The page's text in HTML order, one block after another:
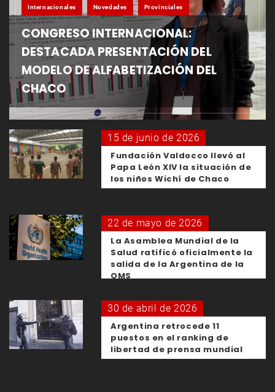
Internacionales Novedades Provinciales
CONGRESO INTERNACIONAL:
DESTACADA PRESENTACIÓN DEL
MODELO DE ALFABETIZACIÓN DEL
CHACO
15 de junio de 2026
Fundación Valdocco llevó al
Papa León XIV la situación de
los niños Wichí de Chaco
22 de mayo de 2026
La Asamblea Mundial de la
Salud ratificó oficialmente la
salida de la Argentina de la
OMS
30 de abril de 2026
Argentina retrocede 11
puestos en el ranking de
libertad de prensa mundial